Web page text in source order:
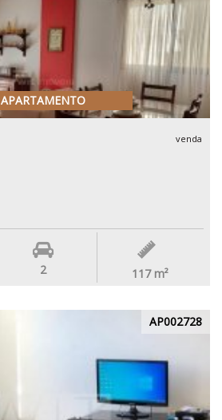
APARTAMENTO
venda
2 117 m²
AP002728